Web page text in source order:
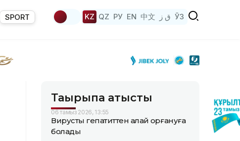
SPORT KZ QZ РУ EN 中文 ق ز ЎЗ
Тақырыпқа қатысты
06 тамыз 2026, 13:55
Вирустық гепатиттен қалай қорғануға
болады